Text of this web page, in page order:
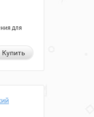
для
Купить